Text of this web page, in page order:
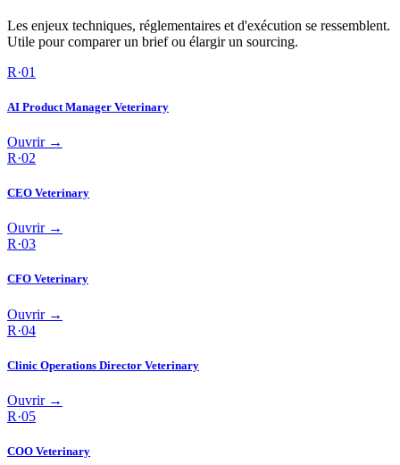
Les enjeux techniques, réglementaires et d'exécution se ressemblent.
Utile pour comparer un brief ou élargir un sourcing.
R·01
AI Product Manager Veterinary
Ouvrir →
R·02
CEO Veterinary
Ouvrir →
R·03
CFO Veterinary
Ouvrir →
R·04
Clinic Operations Director Veterinary
Ouvrir →
R·05
COO Veterinary